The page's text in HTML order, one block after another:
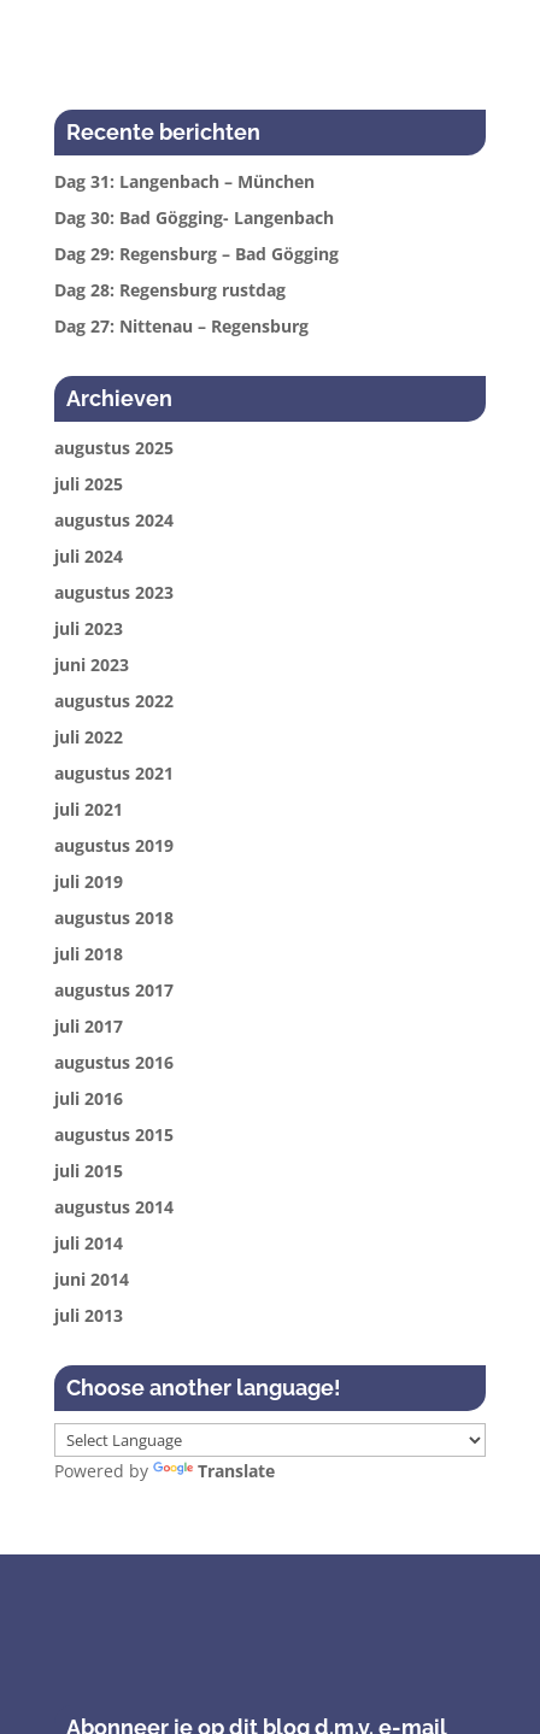
Recente berichten
Dag 31: Langenbach – München
Dag 30: Bad Gögging- Langenbach
Dag 29: Regensburg – Bad Gögging
Dag 28: Regensburg rustdag
Dag 27: Nittenau – Regensburg
Archieven
augustus 2025
juli 2025
augustus 2024
juli 2024
augustus 2023
juli 2023
juni 2023
augustus 2022
juli 2022
augustus 2021
juli 2021
augustus 2019
juli 2019
augustus 2018
juli 2018
augustus 2017
juli 2017
augustus 2016
juli 2016
augustus 2015
juli 2015
augustus 2014
juli 2014
juni 2014
juli 2013
Choose another language!
Powered by Translate
Abonneer je op dit blog d.m.v. e-mail